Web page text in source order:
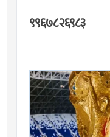
९९६७८२६९८३